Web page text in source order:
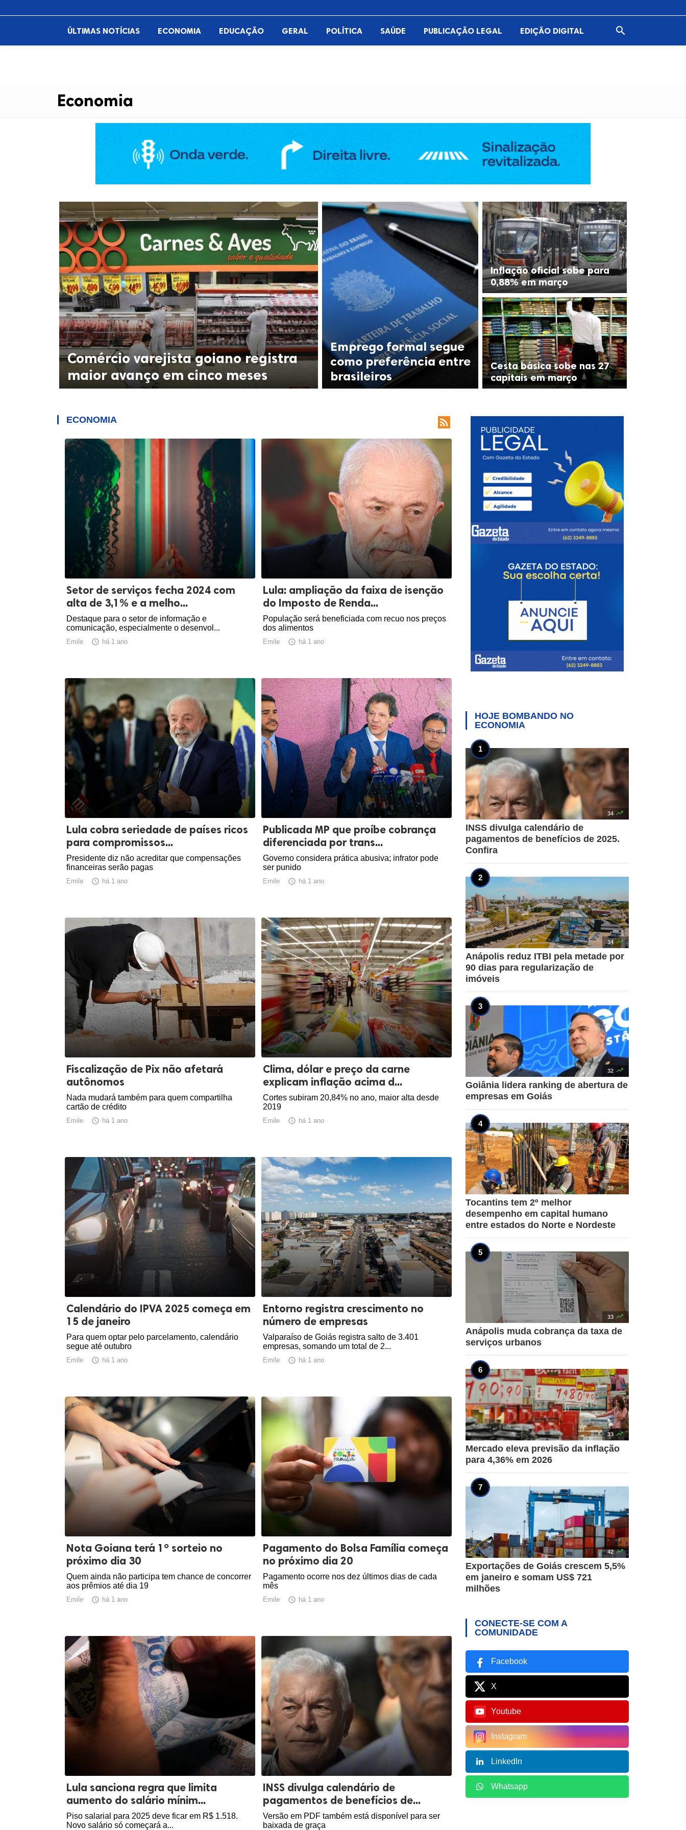
ÚLTIMAS NOTÍCIAS ECONOMIA EDUCAÇÃO GERAL POLÍTICA SAÚDE PUBLICAÇÃO LEGAL EDIÇÃO DIGITAL 
Economia
Comércio varejista goiano registra
maior avanço em cinco meses
Emprego formal segue
como preferência entre
brasileiros
Inflação oficial sobe para
0,88% em março
Cesta básica sobe nas 27
capitais em março
ECONOMIA 
Setor de serviços fecha 2024 com
alta de 3,1% e a melho...
Destaque para o setor de informação e
comunicação, especialmente o desenvol...
Emile  há 1 ano
Lula: ampliação da faixa de isenção
do Imposto de Renda...
População será beneficiada com recuo nos preços
dos alimentos
Emile  há 1 ano
Lula cobra seriedade de países ricos
para compromissos...
Presidente diz não acreditar que compensações
financeiras serão pagas
Emile  há 1 ano
Publicada MP que proíbe cobrança
diferenciada por trans...
Governo considera prática abusiva; infrator pode
ser punido
Emile  há 1 ano
Fiscalização de Pix não afetará
autônomos
Nada mudará também para quem compartilha
cartão de crédito
Emile  há 1 ano
Clima, dólar e preço da carne
explicam inflação acima d...
Cortes subiram 20,84% no ano, maior alta desde
2019
Emile  há 1 ano
Calendário do IPVA 2025 começa em
15 de janeiro
Para quem optar pelo parcelamento, calendário
segue até outubro
Emile  há 1 ano
Entorno registra crescimento no
número de empresas
Valparaíso de Goiás registra salto de 3.401
empresas, somando um total de 2...
Emile  há 1 ano
Nota Goiana terá 1º sorteio no
próximo dia 30
Quem ainda não participa tem chance de concorrer
aos prêmios até dia 19
Emile  há 1 ano
Pagamento do Bolsa Família começa
no próximo dia 20
Pagamento ocorre nos dez últimos dias de cada
mês
Emile  há 1 ano
Lula sanciona regra que limita
aumento do salário mínim...
Piso salarial para 2025 deve ficar em R$ 1.518.
Novo salário só começará a...
INSS divulga calendário de
pagamentos de benefícios de...
Versão em PDF também está disponível para ser
baixada de graça
HOJE BOMBANDO NO
ECONOMIA
34 
INSS divulga calendário de
pagamentos de benefícios de 2025.
Confira
34 
Anápolis reduz ITBI pela metade por
90 dias para regularização de
imóveis
32 
Goiânia lidera ranking de abertura de
empresas em Goiás
39 
Tocantins tem 2º melhor
desempenho em capital humano
entre estados do Norte e Nordeste
33 
Anápolis muda cobrança da taxa de
serviços urbanos
33 
Mercado eleva previsão da inflação
para 4,36% em 2026
42 
Exportações de Goiás crescem 5,5%
em janeiro e somam US$ 721
milhões
CONECTE-SE COM A
COMUNIDADE
Facebook
X
Youtube
Instagram
LinkedIn
Whatsapp